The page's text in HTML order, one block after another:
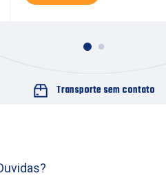
Transporte sem contato